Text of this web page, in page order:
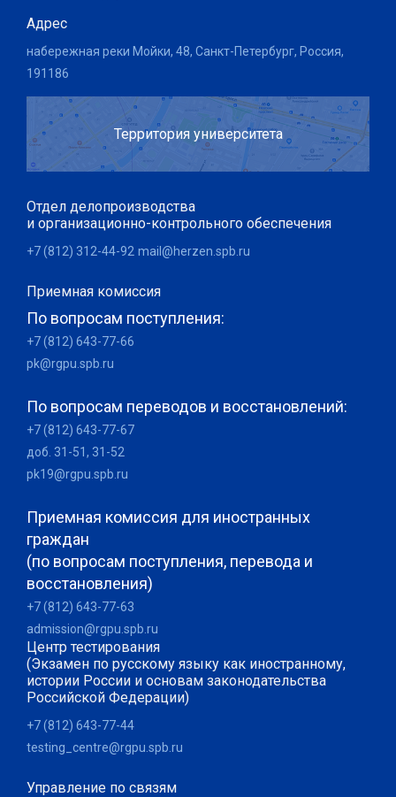
Адрес
набережная реки Мойки, 48, Санкт-Петербург, Россия,
191186
Территория университета
Отдел делопроизводства
и организационно-контрольного обеспечения
+7 (812) 312-44-92 mail@herzen.spb.ru
Приемная комиссия
По вопросам поступления:
+7 (812) 643-77-66
pk@rgpu.spb.ru
По вопросам переводов и восстановлений:
+7 (812) 643-77-67
доб. 31-51, 31-52
pk19@rgpu.spb.ru
Приемная комиссия для иностранных
граждан
(по вопросам поступления, перевода и
восстановления)
+7 (812) 643-77-63
admission@rgpu.spb.ru
Центр тестирования
(Экзамен по русскому языку как иностранному,
истории России и основам законодательства
Российской Федерации)
+7 (812) 643-77-44
testing_centre@rgpu.spb.ru
Управление по связям